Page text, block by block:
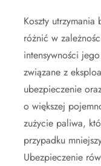
Koszty
różnić w
intensywności
związane z
ubezpieczenie
o większej
zużycie paliwa,
przypadku
Ubezpieczenie